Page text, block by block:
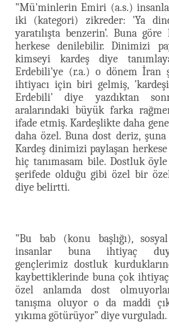
"Mü'minlerin Emiri (a.s.)
iki (kategori) zikreder: 'Ya
yaratılışta benzerin’. Buna
herkese denilebilir. Dinimizi
kimseyi kardeş diye
Erdebili'ye (r.a.) o dönem İran
ihtiyacı için biri gelmiş,
Erdebili' diye yazdıktan
aralarındaki büyük farka
ifade etmiş. Kardeşlikte daha
daha özel. Buna dost deriz,
Kardeş dinimizi paylaşan
hiç tanımasam bile. Dostluk
şerifede olduğu gibi özel bir
diye belirtti.
"Bu bab (konu başlığı),
insanlar buna ihtiyaç
gençlerimiz dostluk
kaybettiklerinde buna çok
özel anlamda dost
tanışma oluyor o da maddi
yıkıma götürüyor” diye vurguladı.